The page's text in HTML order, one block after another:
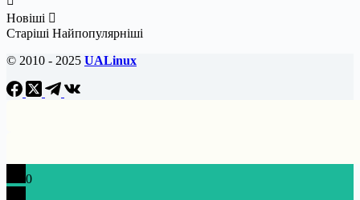
Новіші
Старіші Найпопулярніші
© 2010 - 2025 UALinux
0